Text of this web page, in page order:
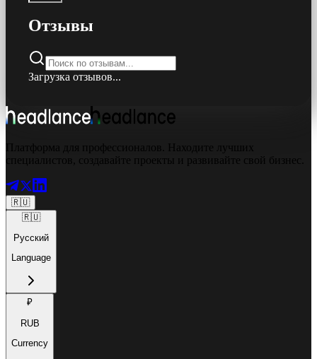
Отзывы
Загрузка отзывов...
Платформа для профессионалов. Находите лучших
специалистов, создавайте проекты и развивайте свой бизнес.
🇷🇺
🇷🇺
Русский
Language
₽
RUB
Currency